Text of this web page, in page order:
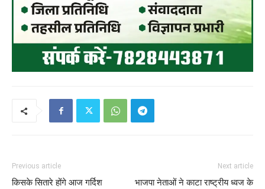
Previous article
किसके सितारे होंगे आज गर्दिश
Next article
भाजपा नेताओं ने काटा राष्ट्रीय ध्वज के